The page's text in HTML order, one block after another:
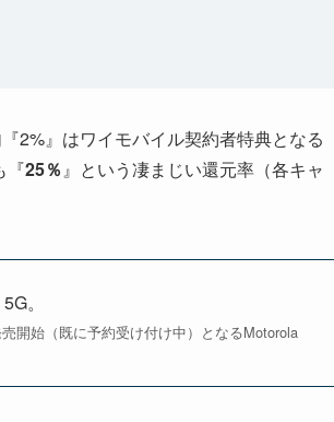
2%』はワイモバイル契約者特典となる
『25％』という凄まじい還元率（各キャ
。
開始（既に予約受け付け中）となるMotorola